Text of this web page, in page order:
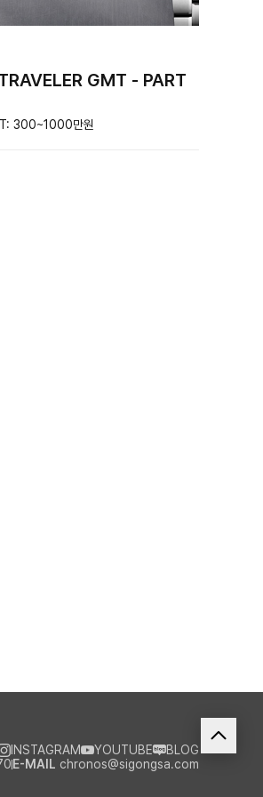
GMT - PART
300~1000만원
INSTAGRAM YOUTUBE
BLOG
E-MAIL chronos@sigongsa.com